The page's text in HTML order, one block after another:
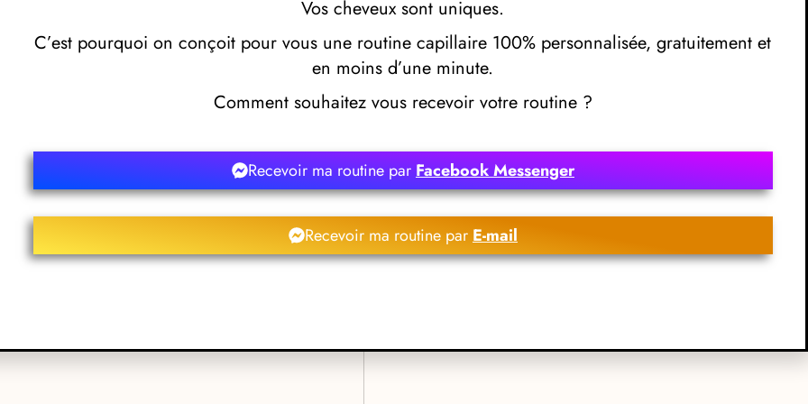
une large gamme de services de coiffure, de la coupe
décorés dans un style moderne et épuré. L’ambiance est
de coiffure qui propose une offre de services complète, à la
Intermède – Saint Just en
Vos cheveux sont uniques.
C’est pourquoi on conçoit pour vous une routine capillaire 100% personnalisée, gratuitement et
en moins d’une minute.
Comment souhaitez vous recevoir votre routine ?
Recevoir ma routine parFacebook Messenger
Recevoir ma routine par E-mail